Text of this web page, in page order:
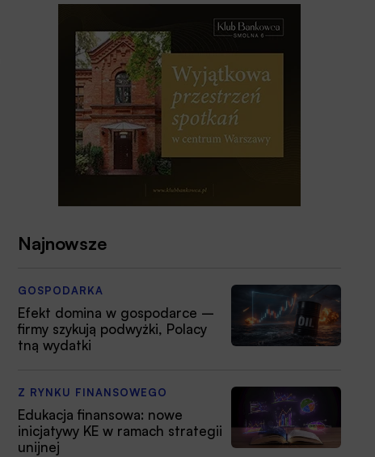
Najnowsze
GOSPODARKA
Efekt domina w gospodarce –
firmy szykują podwyżki, Polacy
tną wydatki
Z RYNKU FINANSOWEGO
Edukacja finansowa: nowe
inicjatywy KE w ramach strategii
unijnej